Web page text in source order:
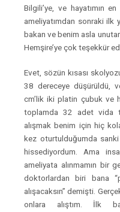
Bilgili’ye, ve hayatımın
ameliyatımdan sonraki ilk
bakan ve benim asla
Hemşire’ye çok teşekkür
Evet, sözün kısası
38 dereceye düşürüldü,
cm’lik iki platin çubuk ve
toplamda 32 adet vida
alışmak benim için hiç
kez oturtulduğumda sanki
hissediyordum. Ama
ameliyata alınmamın bir
doktorlardan biri bana
alışacaksın” demişti.
onlara alıştım. İlk